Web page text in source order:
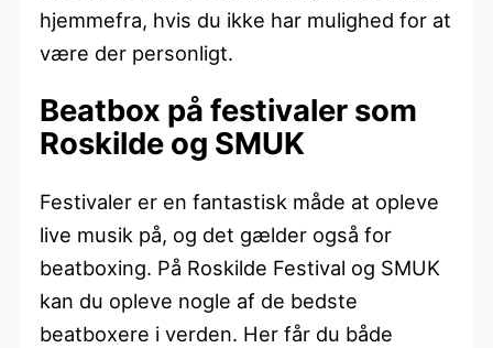
hjemmefra, hvis du ikke har mulighed for at
være der personligt.
Beatbox på festivaler som
Roskilde og SMUK
Festivaler er en fantastisk måde at opleve
live musik på, og det gælder også for
beatboxing. På Roskilde Festival og SMUK
kan du opleve nogle af de bedste
beatboxere i verden. Her får du både